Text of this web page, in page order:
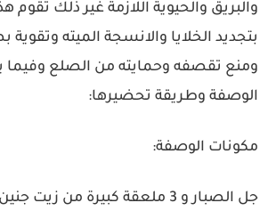
والبريق والحيوية اللازمة غير ذلك تقوم
بتجديد الخلايا والانسجة الميته
ومنع تقصفه وحمايته من الصلع وفيما
الوصفة وطريقة تحضيرها:
مكونات الوصفة:
جل الصبار و 3 ملعقة كبيرة من زيت جنين القمح